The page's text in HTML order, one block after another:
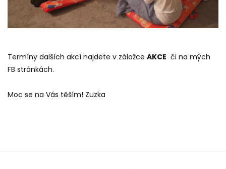
Termíny dalších akcí najdete v záložce AKCE či na mých
FB stránkách.
Moc se na Vás těším! Zuzka